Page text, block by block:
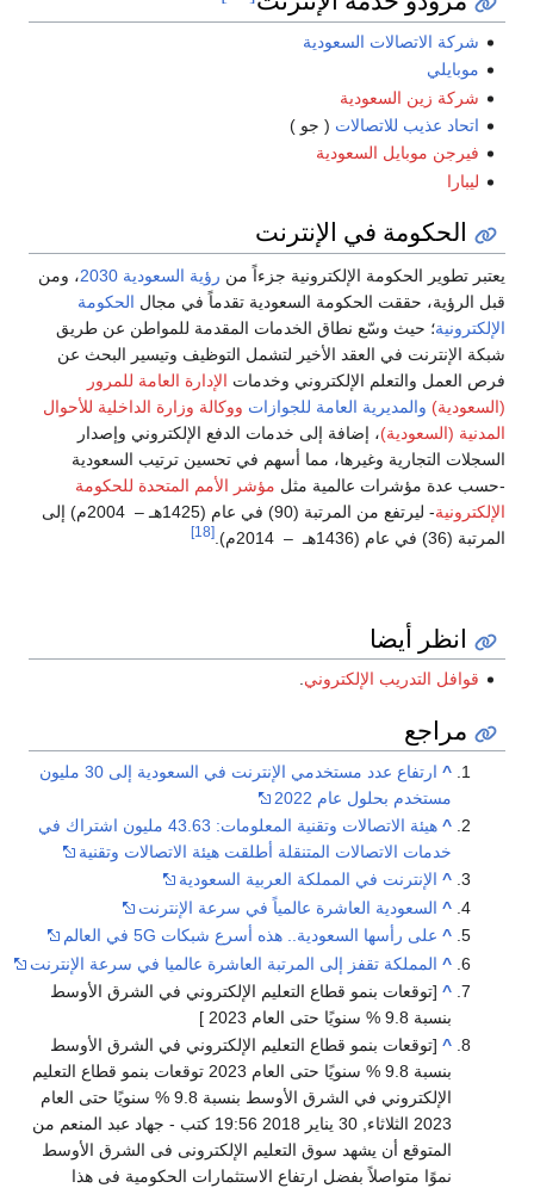
شركة الاتصالات السعودية
موبايلي
شركة زين السعودية
اتحاد عذيب للاتصالات ( جو )
فيرجن موبايل السعودية
ليبارا
الحكومة في الإنترنت
يعتبر تطوير الحكومة الإلكترونية جزءاً من رؤية السعودية 2030
، ومن
قبل الرؤية، حققت الحكومة السعودية تقدماً في مجال الحكومة
الإلكترونية؛ حيث وسّع نطاق الخدمات المقدمة للمواطن عن طريق
شبكة الإنترنت في العقد الأخير لتشمل التوظيف وتيسير البحث عن
فرص العمل والتعلم الإلكتروني وخدمات الإدارة العامة للمرور
(السعودية) والمديرية العامة للجوازات ووكالة وزارة الداخلية للأحوال
المدنية (السعودية)، إضافة إلى خدمات الدفع الإلكتروني وإصدار
السجلات التجارية وغيرها، مما أسهم في تحسين ترتيب السعودية
-حسب عدة مؤشرات عالمية مثل مؤشر الأمم المتحدة للحكومة
الإلكترونية
- ليرتفع من المرتبة (90) في عام (1425هـ – 2004م) إلى
المرتبة (36) في عام (1436هـ – 2014م).
[18]
انظر أيضا
قوافل التدريب الإلكتروني.
مراجع
^
ارتفاع عدد مستخدمي الإنترنت في السعودية إلى 30 مليون
مستخدم بحلول عام 2022
^
هيئة الاتصالات وتقنية المعلومات: 43.63 مليون اشتراك في
خدمات الاتصالات المتنقلة أطلقت هيئة الاتصالات وتقنية
^ الإنترنت في المملكة العربية السعودية
^ السعودية العاشرة عالمياً في سرعة الإنترنت
^ على رأسها السعودية.. هذه أسرع شبكات 5G في العالم
^ المملكة تقفز إلى المرتبة العاشرة عالميا في سرعة الإنترنت
^ [توقعات بنمو قطاع التعليم الإلكتروني في الشرق الأوسط
بنسبة 9.8 % سنويًا حتى العام 2023 ]
^ [توقعات بنمو قطاع التعليم الإلكتروني في الشرق الأوسط
بنسبة 9.8 % سنويًا حتى العام 2023 توقعات بنمو قطاع التعليم
الإلكتروني في الشرق الأوسط بنسبة 9.8 % سنويًا حتى العام
2023 الثلاثاء, 30 يناير 2018 19:56 كتب - جهاد عبد المنعم من
المتوقع أن يشهد سوق التعليم الإلكترونى فى الشرق الأوسط
نموًا متواصلاً بفضل ارتفاع الاستثمارات الحكومية فى هذا